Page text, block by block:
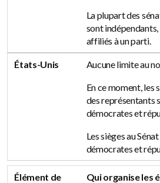
La plupart des
sont
affiliés à un parti.
États-Unis Aucune limite au
En ce moment, les
des représentants
démocrates et
Les sièges au
démocrates et
Élément de
Qui organise les